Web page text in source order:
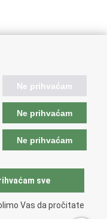
Ne prihvaćam
Ne prihvaćam
Ne prihvaćam
sve
Vas da pročitate